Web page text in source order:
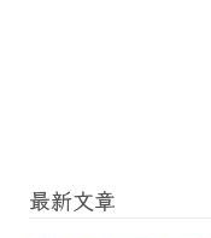
最新文章